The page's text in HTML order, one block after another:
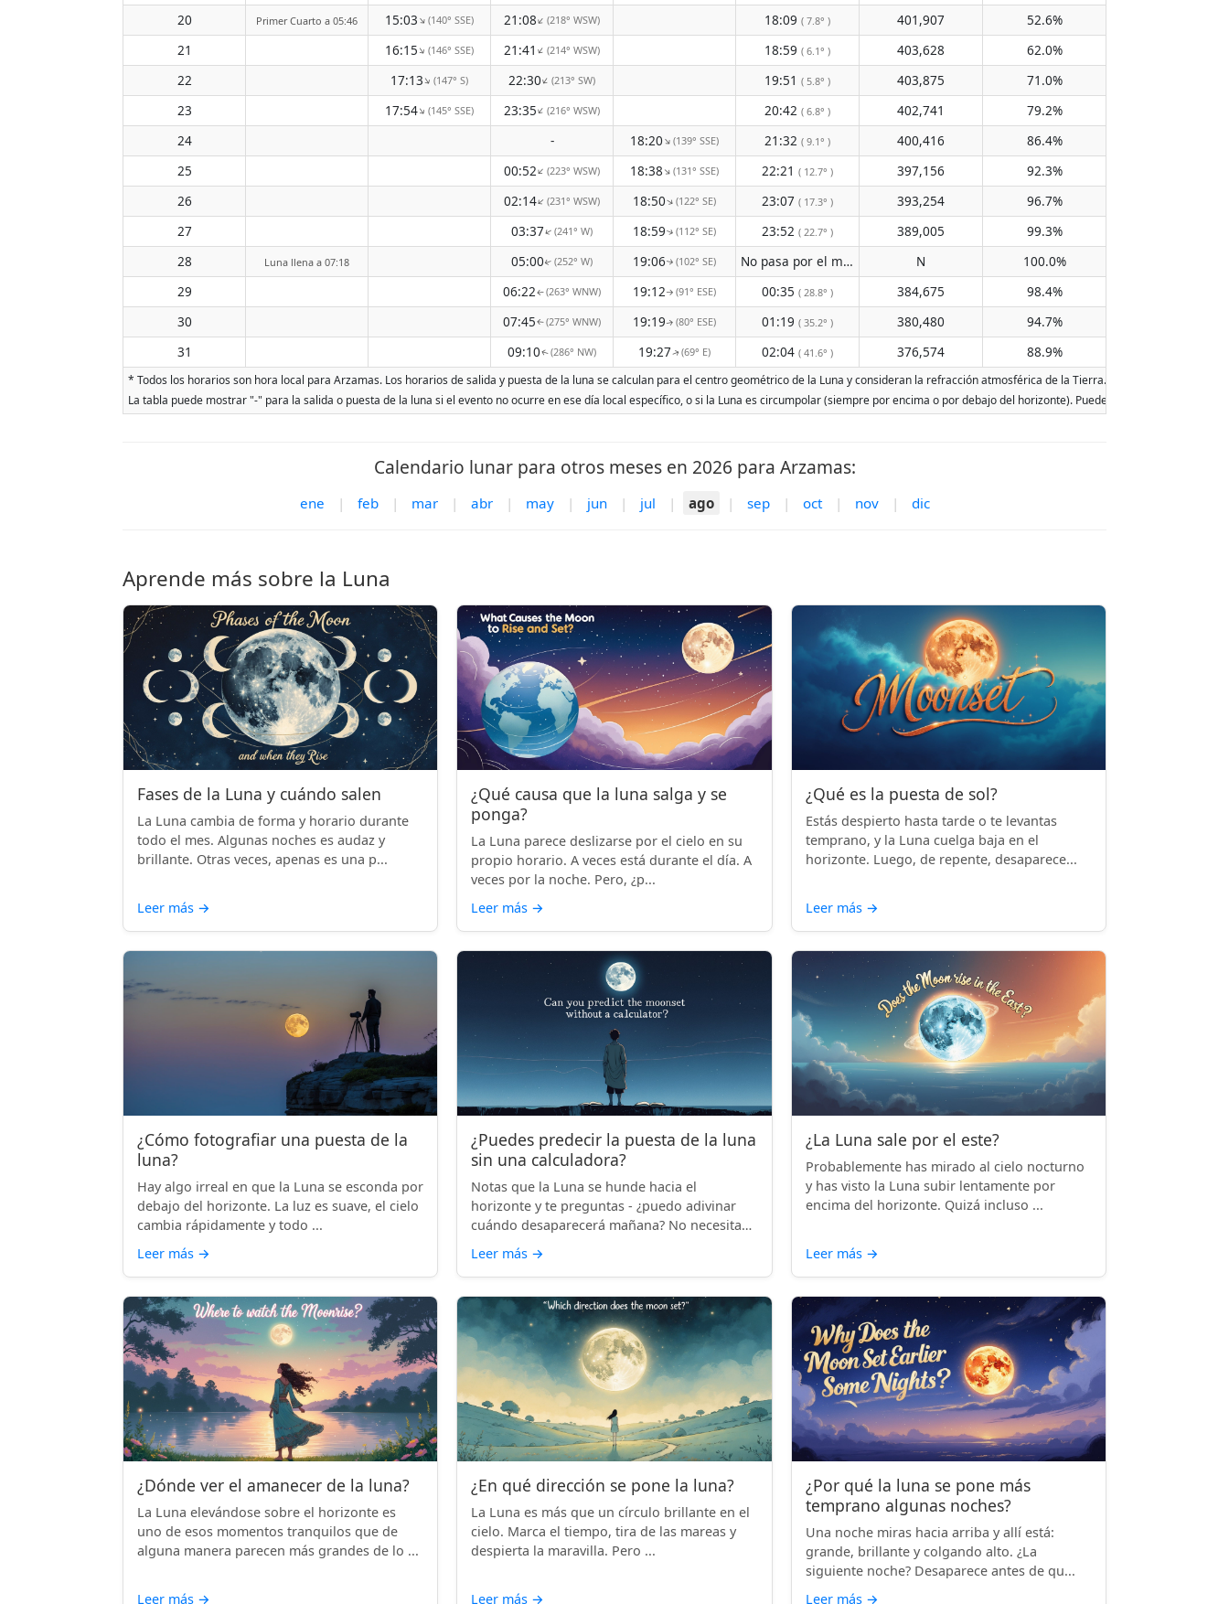
20
Primer Cuarto a 05:46 15:03↑(140° SSE) 21:08↑(218° WSW) 18:09 ( 7.8° ) 401,907
52.6%
21
16:15↑(146° SSE) 21:41 ↑(214° WSW) 18:59 ( 6.1° ) 403,628
62.0%
22
17:13↑(147° S) 22:30↑(213° SW) 19:51 ( 5.8° ) 403,875
71.0%
23
17:54↑(145° SSE) 23:35↑(216° WSW) 20:42 ( 6.8° ) 402,741
79.2%
24
- 18:20↑(139° SSE) 21:32 ( 9.1° ) 400,416
86.4%
25
00:52↑(223° WSW) 18:38↑(131° SSE) 22:21 ( 12.7° ) 397,156
92.3%
26
02:14↑(231° WSW) 18:50↑(122° SE) 23:07 ( 17.3° ) 393,254
96.7%
27
03:37↑(241° W) 18:59↑(112° SE) 23:52 ( 22.7° ) 389,005
99.3%
28
Luna llena a 07:18 05:00↑(252° W) 19:06↑(102° SE) No pasa por el meridiano N
100.0%
29
06:22↑(263° WNW) 19:12↑(91° ESE) 00:35 ( 28.8° ) 384,675
98.4%
30
07:45↑(275° WNW) 19:19↑(80° ESE) 01:19 ( 35.2° ) 380,480
94.7%
31
09:10↑(286° NW) 19:27↑(69° E) 02:04 ( 41.6° ) 376,574 88.9%
* Todos los horarios son hora local para Arzamas. Los horarios de salida y puesta de la luna se calculan para el centro geométrico de la Luna y consideran la refracción atmosférica de la Tierra. Las fechas se
La tabla puede mostrar "-" para la salida o puesta de la luna si el evento no ocurre en ese día local específico, o si la Luna es circumpolar (siempre por encima o por debajo del horizonte). Pueden ocurrir dos salidas
Calendario lunar para otros meses en 2026 para Arzamas:
ene | feb | mar | abr | may | jun | jul | ago | sep | oct | nov | dic
Aprende más sobre la Luna
Fases de la Luna y cuándo salen
La Luna cambia de forma y horario durante
todo el mes. Algunas noches es audaz y
brillante. Otras veces, apenas es una p...
Leer más →
¿Qué causa que la luna salga y se
ponga?
La Luna parece deslizarse por el cielo en su
propio horario. A veces está durante el día. A
veces por la noche. Pero, ¿p...
Leer más →
¿Qué es la puesta de sol?
Estás despierto hasta tarde o te levantas
temprano, y la Luna cuelga baja en el
horizonte. Luego, de repente, desaparece...
Leer más →
¿Cómo fotografiar una puesta de la
luna?
Hay algo irreal en que la Luna se esconda por
debajo del horizonte. La luz es suave, el cielo
cambia rápidamente y todo ...
Leer más →
¿Puedes predecir la puesta de la luna
sin una calculadora?
Notas que la Luna se hunde hacia el
horizonte y te preguntas - ¿puedo adivinar
cuándo desaparecerá mañana? No necesitas
Leer más →
¿La Luna sale por el este?
Probablemente has mirado al cielo nocturno
y has visto la Luna subir lentamente por
encima del horizonte. Quizá incluso ...
Leer más →
¿Dónde ver el amanecer de la luna?
La Luna elevándose sobre el horizonte es
uno de esos momentos tranquilos que de
alguna manera parecen más grandes de lo ...
Leer más →
¿En qué dirección se pone la luna?
La Luna es más que un círculo brillante en el
cielo. Marca el tiempo, tira de las mareas y
despierta la maravilla. Pero ...
Leer más →
¿Por qué la luna se pone más
temprano algunas noches?
Una noche miras hacia arriba y allí está:
grande, brillante y colgando alto. ¿La
siguiente noche? Desaparece antes de qu...
Leer más →